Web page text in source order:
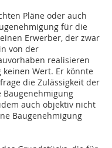
Pläne oder auch
für die
Erwerber, der zwar
von der
realisieren
Wert. Er könnte
die Zulässigkeit der
Baugenehmigung
auch objektiv nicht
Baugenehmigung